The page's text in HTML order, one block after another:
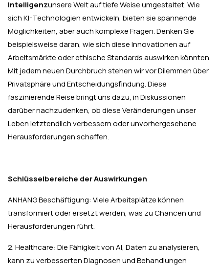
Intelligenzunsere Welt auf tiefe Weise umgestaltet. Wie
sich KI-Technologien entwickeln, bieten sie spannende
Möglichkeiten, aber auch komplexe Fragen. Denken Sie
beispielsweise daran, wie sich diese Innovationen auf
Arbeitsmärkte oder ethische Standards auswirken könnten.
Mit jedem neuen Durchbruch stehen wir vor Dilemmen über
Privatsphäre und Entscheidungsfindung. Diese
faszinierende Reise bringt uns dazu, in Diskussionen
darüber nachzudenken, ob diese Veränderungen unser
Leben letztendlich verbessern oder unvorhergesehene
Herausforderungen schaffen.
Schlüsselbereiche der Auswirkungen
ANHANG Beschäftigung: Viele Arbeitsplätze können
transformiert oder ersetzt werden, was zu Chancen und
Herausforderungen führt.
2. Healthcare: Die Fähigkeit von AI, Daten zu analysieren,
kann zu verbesserten Diagnosen und Behandlungen